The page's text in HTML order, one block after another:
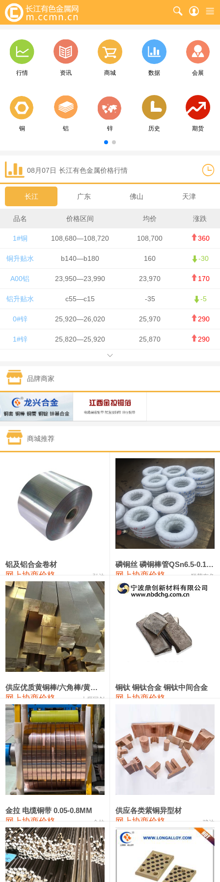
行情 资讯 商城 数据 会展
铜 铝 锌 历史 期货
08月07日 长江有色金属价格行情
长江 广东 佛山 天津
品名 价格区间 均价 涨跌
1#铜 108,680—108,720 108,700 360
铜升贴水 b140—b180 160 -30
A00铝 23,950—23,990 23,970 170
铝升贴水 c55—c15 -35 -5
0#锌 25,920—26,020 25,970 290
1#锌 25,820—25,920 25,870 290
1#锡 434,000—436,000
1#镍 129,550—130,750
1#白银 15,100—15,110 15,105 -70
钯金
331,000 -10,000
89,000—95,000 92,000 1,000
2#锑 85,000—91,000 88,000 1,000
1#镁 17,000—18,000 17,500 0
18,900—19,100 19,000 100
1#电解锰(99.7%袋装) 18,000—18,200 18,100 100
1#铬 60,000—82,000
553#硅 9,300—9,500
441#硅 9,600—9,800 9,700
3303#硅 10,300—10,500 10,400
2202#硅 14,100—14,300
金属硅3303#-2202# 10,400—14,200 12,300 0
漆包线 111,970—115,970 113,970
磷铜合金 110,800—117,600 114,200 400
无氧铜丝(硬) 109,710—110,010 109,860
R410A专用紫铜管 113,700—113,700
铸造铝合金锭(A380） 26,300—26,500 26,400 100
铝合金ADC12 24,200—24,400 100
铸造铝合金锭(ZL102) 24,300—24,500 24,400
品牌商家
商城推荐
铝及铝合金卷材
网上协商价格 弘达
磷铜丝 磷铜棒管QSn6.5-0.1 7-0.2 8-0.3
网上协商价格 联荣有色
供应优质黄铜棒/六角棒/黄铜方板
网上协商价格 十堰同创
铜钛 铜钛合金 铜钛中间合金
网上协商价格
金拉 电缆铜带 0.05-0.8MM
网上协商价格 金拉
供应各类紫铜异型材
网上协商价格 骏达